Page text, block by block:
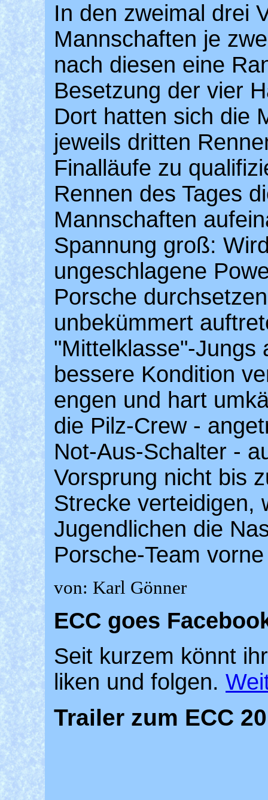
In den zweimal drei
Mannschaften je
nach diesen eine
Besetzung der vier
Dort hatten sich die
jeweils dritten
Finalläufe zu
Rennen des Tages
Mannschaften
Spannung groß:
ungeschlagene
Porsche
unbekümmert
"Mittelklasse"-Jungs
bessere Kondition
engen und hart
die Pilz-Crew -
Not-Aus-Schalter -
Vorsprung nicht bis
Strecke verteidigen,
Jugendlichen die
Porsche-Team
von: Karl Gönner
ECC goes
Seit kurzem könnt
liken und folgen.
Trailer zum ECC